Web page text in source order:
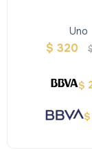
Uno
$ 320
$
$